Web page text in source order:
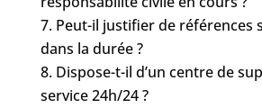
Peut-il justifier de références
dans la durée ?
Dispose-t-il d’un centre de
service 24h/24 ?